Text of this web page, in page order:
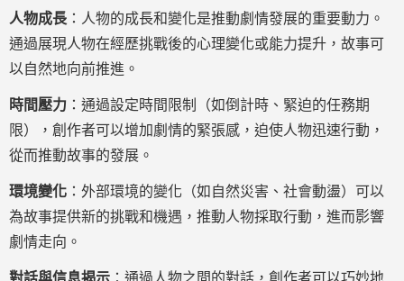
人物成長 ：人物的成長和變化是推動劇情發展的重要動力。
通過展現人物在經歷挑戰後的心理變化或能力提升，故事可
以自然地向前推進。
時間壓力 ：通過設定時間限制（如倒計時、緊迫的任務期
限），創作者可以增加劇情的緊張感，迫使人物迅速行動，
從而推動故事的發展。
環境變化 ：外部環境的變化（如自然災害、社會動盪）可以
為故事提供新的挑戰和機遇，推動人物採取行動，進而影響
劇情走向。
對話與信息揭示 ：通過人物之間的對話，創作者可以巧妙地